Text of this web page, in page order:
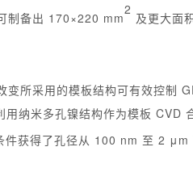
制备出 170×220 mm
2
及更大面
变所采用的模板结构可有效控制
纳米多孔镍结构作为模板 CVD
获得了孔径从 100 nm 至 2 μm